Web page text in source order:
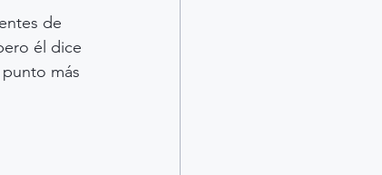
de
él dice
más